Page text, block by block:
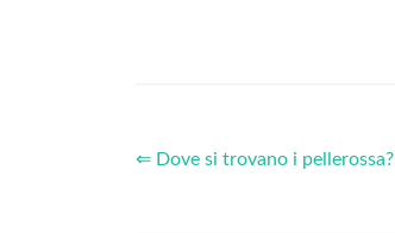
⇐ Dove si trovano i pellerossa?